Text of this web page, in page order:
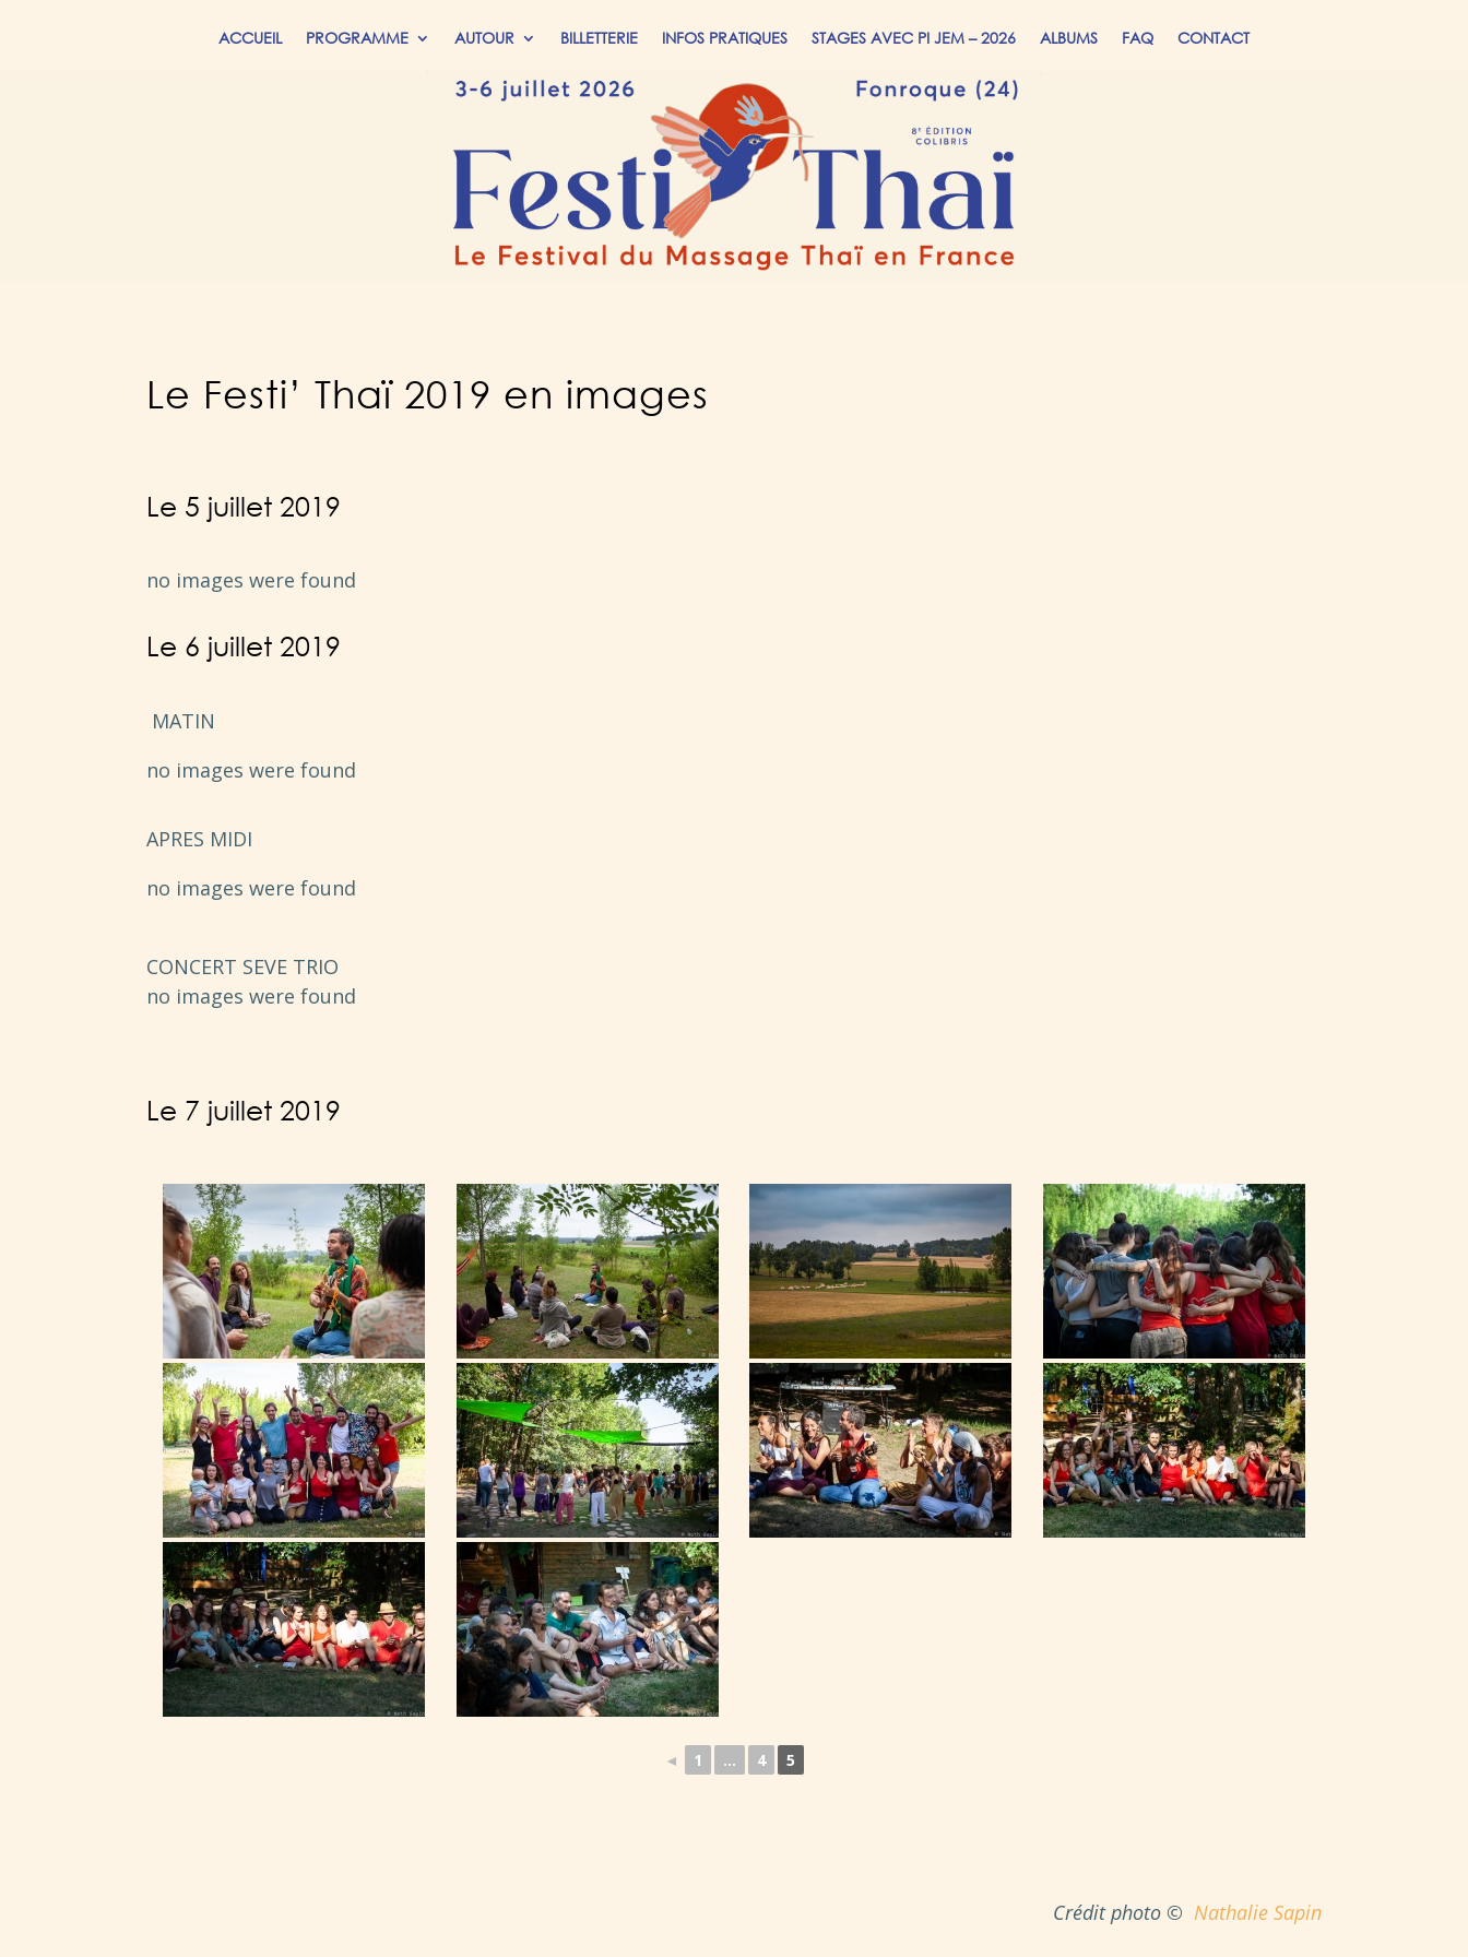
ACCUEIL PROGRAMME AUTOUR BILLETTERIE INFOS PRATIQUES STAGES AVEC PI JEM – 2026 ALBUMS FAQ CONTACT
Le Festi’ Thaï 2019 en images
Le 5 juillet 2019
no images were found
Le 6 juillet 2019
MATIN
no images were found
APRES MIDI
no images were found
CONCERT SEVE TRIO
no images were found
Le 7 juillet 2019
◄ 1 ... 4 5
Crédit photo © Nathalie Sapin